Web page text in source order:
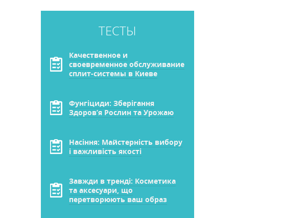
ТЕСТЫ
Качественное и
своевременное обслуживание
сплит-системы в Киеве
Фунгіциди: Зберігання
Здоров’я Рослин та Урожаю
Насіння: Майстерність вибору
і важливість якості
Завжди в тренді: Косметика
та аксесуари, що
перетворюють ваш образ